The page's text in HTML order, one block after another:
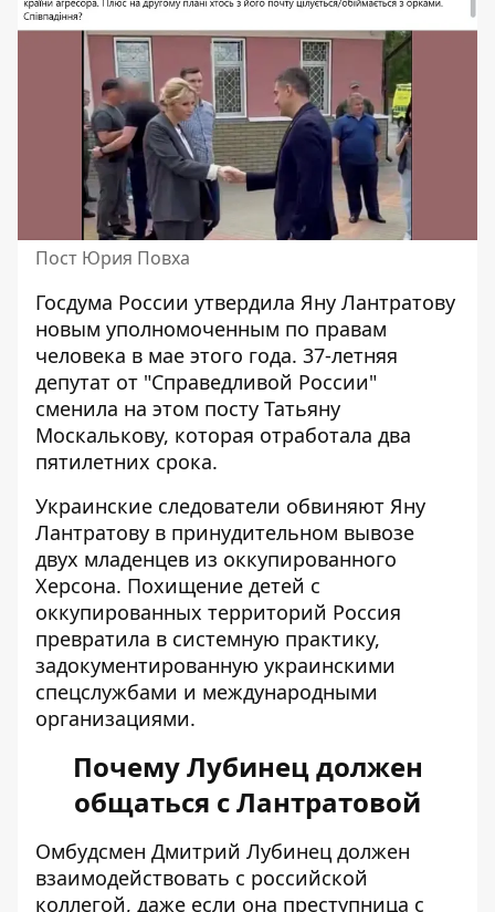
Пост Юрия Повха
Госдума России утвердила Яну Лантратову
новым уполномоченным по правам
человека в мае этого года. 37-летняя
депутат от "Справедливой России"
сменила на этом посту Татьяну
Москалькову, которая отработала два
пятилетних срока.
Украинские следователи обвиняют Яну
Лантратову в принудительном вывозе
двух младенцев из оккупированного
Херсона. Похищение детей с
оккупированных территорий Россия
превратила в системную практику,
задокументированную украинскими
спецслужбами и международными
организациями.
Почему Лубинец должен
общаться с Лантратовой
Омбудсмен Дмитрий Лубинец должен
взаимодействовать с российской
коллегой, даже если она преступница с